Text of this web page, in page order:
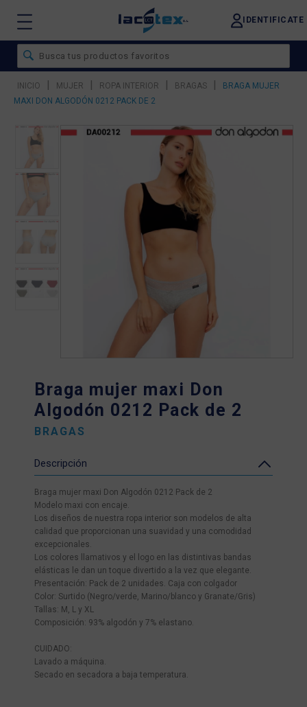
IDENTIFICATE
INICIO | MUJER | ROPA INTERIOR | BRAGAS |
BRAGA MUJER
MAXI DON ALGODÓN 0212 PACK DE 2
Braga mujer maxi Don
Algodón 0212 Pack de 2
BRAGAS
Descripción
Braga mujer maxi Don Algodón 0212 Pack de 2
Modelo maxi con encaje.
Los diseños de nuestra ropa interior son modelos de alta
calidad que proporcionan una suavidad y una comodidad
excepcionales.
Los colores llamativos y el logo en las distintivas bandas
elásticas le dan un toque divertido a la vez que elegante.
Presentación: Pack de 2 unidades. Caja con colgador
Color: Surtido (Negro/verde, Marino/blanco y Granate/Gris)
Tallas: M, L y XL
Composición: 93% algodón y 7% elastano.
CUIDADO:
Lavado a máquina.
Secado en secadora a baja temperatura.